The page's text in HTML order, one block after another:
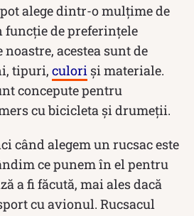
alege dintr-o mulțime de
de preferințele
acestea sunt de
tipuri, culori și materiale.
concepute pentru
cu bicicleta și drumeții.
când alegem un rucsac este
ce punem în el pentru
a fi făcută, mai ales dacă
cu avionul. Rucsacul